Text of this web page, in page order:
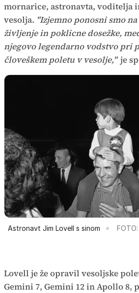
mornarice, astronavta, voditelja
vesolja. "Izjemno ponosni smo
življenje in poklicne dosežke,
njegovo legendarno vodstvo pri
človeškem poletu v vesolje," je
Astronavt Jim Lovell s sinom
Lovell je že opravil vesoljske
Gemini 7, Gemini 12 in Apollo 8,